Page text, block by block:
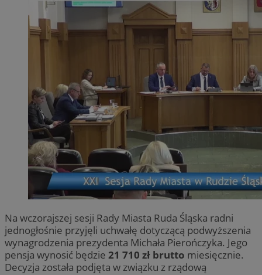
Na wczorajszej sesji Rady Miasta Ruda Śląska radni
jednogłośnie przyjęli uchwałę dotyczącą podwyższenia
wynagrodzenia prezydenta Michała Pierończyka. Jego
pensja wynosić będzie 21 710 zł brutto miesięcznie.
Decyzja została podjęta w związku z rządową